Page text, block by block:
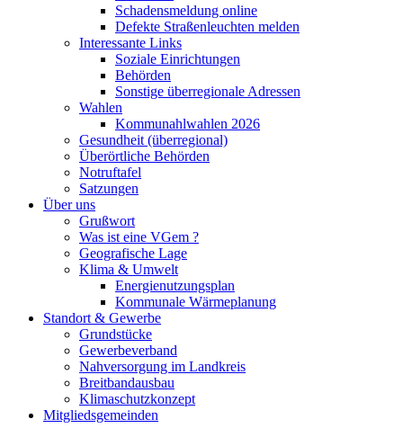
Schadensmeldung online
Defekte Straßenleuchten melden
Interessante Links
Soziale Einrichtungen
Behörden
Sonstige überregionale Adressen
Wahlen
Kommunahlwahlen 2026
Gesundheit (überregional)
Überörtliche Behörden
Notruftafel
Satzungen
Über uns
Grußwort
Was ist eine VGem ?
Geografische Lage
Klima & Umwelt
Energienutzungsplan
Kommunale Wärmeplanung
Standort & Gewerbe
Grundstücke
Gewerbeverband
Nahversorgung im Landkreis
Breitbandausbau
Klimaschutzkonzept
Mitgliedsgemeinden